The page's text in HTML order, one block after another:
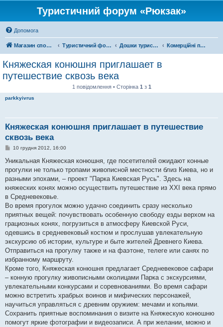
Туристичний форум «Рюкзак»
Допомога
Магазин спорядження Туристичний форум «Рюкзак» Дошки туристичних оголошень Комерційні подорожі
Княжеская конюшня приглашает в
путешествие сквозь века
1 повідомлення • Сторінка 1 з 1
parkkyivrus
Княжеская конюшня приглашает в путешествие
сквозь века
П
в
д
о
л
е
н
я
10 грудня 2012, 16:00
Уникальная Княжеская конюшня, где посетителей ожидают конные
прогулки не только тропами живописной местности близ Киева, но и
разными эпохами, – проект "Парка Киевская Русь". Здесь на
княжеских конях можно осуществить путешествие из ХХІ века прямо
в Средневековье.
Во время прогулок можно удачно соединить сразу несколько
приятных вещей: почувствовать особенную свободу езды верхом на
грациозных конях, погрузиться в атмосферу Киевской Руси,
одевшись в средневековый костюм и прослушав увлекательную
экскурсию об истории, культуре и быте жителей Древнего Киева.
Отправиться на прогулку также и на фаэтоне, телеге или санях по
избранному маршруту.
Кроме того, Княжеская конюшня предлагает Средневековое сафари
– конную прогулку живописными околицами Парка с экскурсиями,
увлекательными конкурсами и соревнованиями. Во время сафари
можно встретить храбрых воинов и мифических персонажей,
научиться управляться с древним оружием: мечами и копьями.
Сохранить приятные воспоминания о визите на Княжескую конюшню
помогут яркие фотографии и видеозаписи. А при желании, можно и